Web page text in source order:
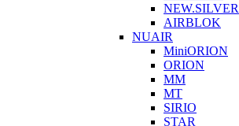
NEW.SILVER
AIRBLOK
NUAIR
MiniORION
ORION
MM
MT
SIRIO
STAR